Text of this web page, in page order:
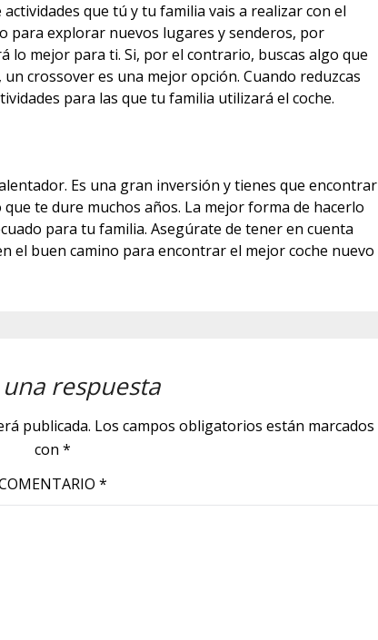
que tú y tu familia vais a realizar con el
para explorar nuevos lugares y senderos, por
lo mejor para ti. Si, por el contrario, buscas algo que
crossover es una mejor opción. Cuando reduzcas
para las que tu familia utilizará el coche.
Es una gran inversión y tienes que encontrar
te dure muchos años. La mejor forma de hacerlo
para tu familia. Asegúrate de tener en cuenta
el buen camino para encontrar el mejor coche nuevo
respuesta
publicada. Los campos obligatorios están marcados
con*
*